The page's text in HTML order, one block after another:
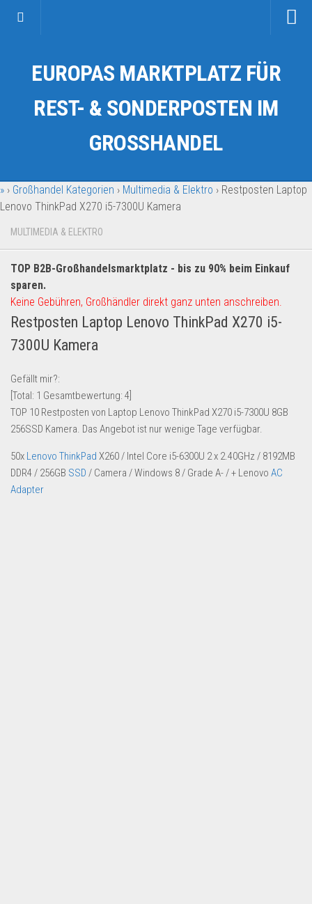
Kategorien
Auto & Motorrad
Fahrzeuge & Transport
Garten & Werkzeug
Geschäft, Büro & Schreibwaren
Geschenkartikel
Handy und Smartphone
Kosmetik & Pflege
Lebensmittel & Getränke
Multimedia & Elektro
Münzen
Spielzeug & Games
Schuhe & Accessoires
Uhren & Schmuck
Wohnen & Einrichten
EUROPAS MARKTPLATZ FÜR
REST- & SONDERPOSTEN IM
GROSSHANDEL
» › Großhandel Kategorien › Multimedia & Elektro › Restposten Laptop
Lenovo ThinkPad X270 i5-7300U Kamera
MULTIMEDIA & ELEKTRO
TOP B2B-Großhandelsmarktplatz - bis zu 90% beim Einkauf
sparen.
Keine Gebühren, Großhändler direkt ganz unten anschreiben.
Restposten Laptop Lenovo ThinkPad X270 i5-
7300U Kamera
Gefällt mir?:
[Total: 1 Gesamtbewertung: 4
TOP 10 Restposten von Laptop Lenovo ThinkPad X270 i5-7300U 8GB
256SSD Kamera. Das Angebot ist nur wenige Tage verfügbar.
50x Lenovo ThinkPad X260 / Intel Core i5-6300U 2 x 2.40GHz / 8192MB
DDR4 / 256GB SSD / Camera / Windows 8 / Grade A- / + Lenovo AC
Adapter